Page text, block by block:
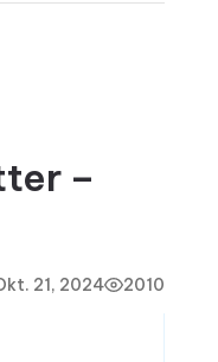
–
21, 2024 2010